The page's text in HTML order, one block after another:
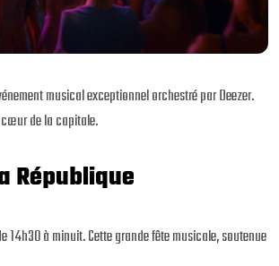
musical exceptionnel orchestré par Deezer.
cœur de la capitale.
République
à minuit. Cette grande fête musicale, soutenue